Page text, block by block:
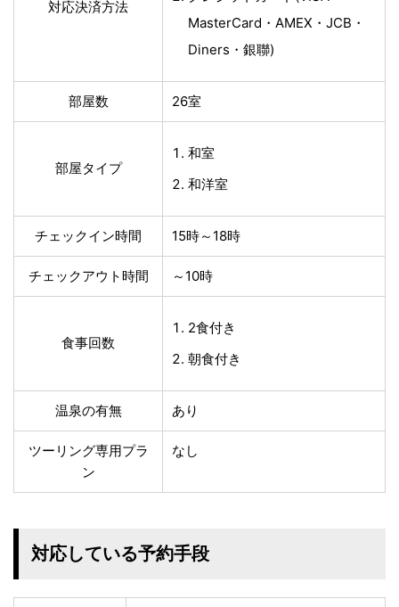
対応決済方法
MasterCard・AMEX・JCB・
Diners・銀聯)
部屋数 26室
部屋タイプ
和室
和洋室
チェックイン時間 15時～18時
チェックアウト時間 ～10時
食事回数
2食付き
朝食付き
温泉の有無 あり
ツーリング専用プラ
ン
なし
対応している予約手段